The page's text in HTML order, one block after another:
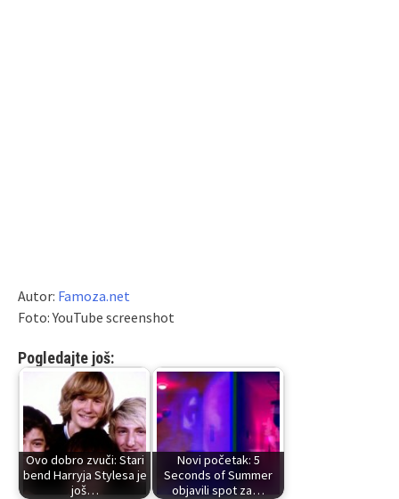
Autor: Famoza.net
Foto: YouTube screenshot
Pogledajte još:
Ovo dobro zvuči: Stari
bend Harryja Stylesa je
još…
Novi početak: 5
Seconds of Summer
objavili spot za…